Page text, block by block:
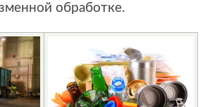
обработке.